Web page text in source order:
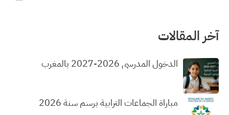
آخر المقالات
الدخول المدرسي 2026-2027 بالمغرب
مباراة الجماعات الترابية برسم سنة 2026